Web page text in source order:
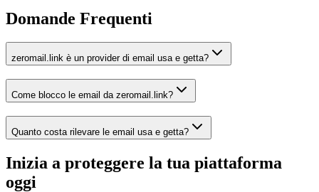
Domande Frequenti
zeromail.link è un provider di email usa e getta?
Come blocco le email da zeromail.link?
Quanto costa rilevare le email usa e getta?
Inizia a proteggere la tua piattaforma
oggi